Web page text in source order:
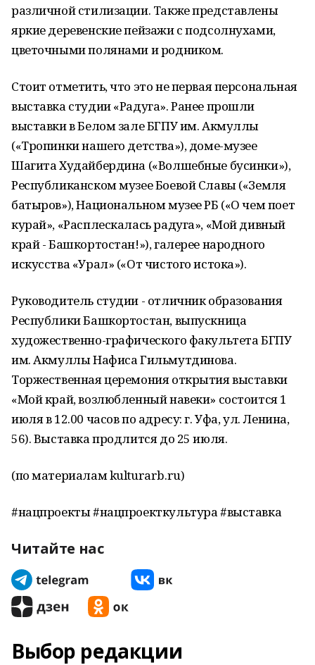
различной стилизации. Также представлены
яркие деревенские пейзажи с подсолнухами,
цветочными полянами и родником.
Стоит отметить, что это не первая персональная
выставка студии «Радуга». Ранее прошли
выставки в Белом зале БГПУ им. Акмуллы
(«Тропинки нашего детства»), доме-музее
Шагита Худайбердина («Волшебные бусинки»),
Республиканском музее Боевой Славы («Земля
батыров»), Национальном музее РБ («О чем поет
курай», «Расплескалась радуга», «Мой дивный
край - Башкортостан!»), галерее народного
искусства «Урал» («От чистого истока»).
Руководитель студии - отличник образования
Республики Башкортостан, выпускница
художественно-графического факультета БГПУ
им. Акмуллы Нафиса Гильмутдинова.
Торжественная церемония открытия выставки
«Мой край, возлюбленный навеки» состоится 1
июля в 12.00 часов по адресу: г. Уфа, ул. Ленина,
56). Выставка продлится до 25 июля.
(по материалам kulturarb.ru)
#нацпроекты #нацпроекткультура #выставка
Читайте нас
Выбор редакции